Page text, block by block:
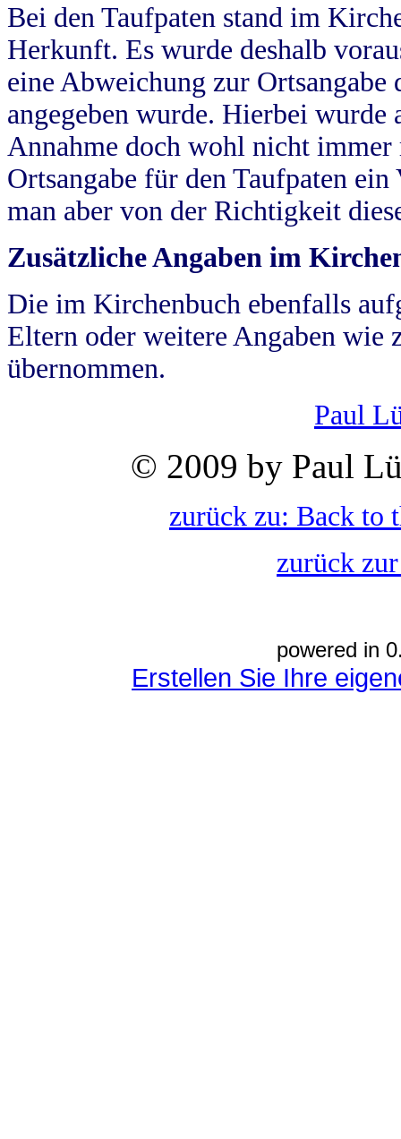
Bei den Taufpaten stand im
Herkunft. Es wurde deshalb
eine Abweichung zur
angegeben wurde. Hierbei wurde
Annahme doch wohl nicht
Ortsangabe für den Taufpaten
man aber von der Richtigkeit
Zusätzliche Angaben im
Die im Kirchenbuch ebenfalls
Eltern oder weitere Angaben wie
übernommen.
Paul
© 2009 by Paul
zurück zu: Back to
zurück
powered in
Erstellen Sie Ihre